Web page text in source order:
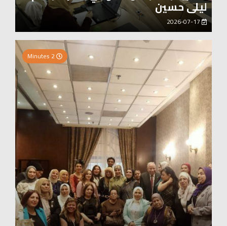
ليلى حسين
2026-07-17